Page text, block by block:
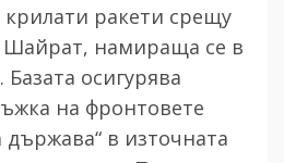
крилати ракети срещу
Шайрат, намираща се в
осигурява
на фронтовете
в източната